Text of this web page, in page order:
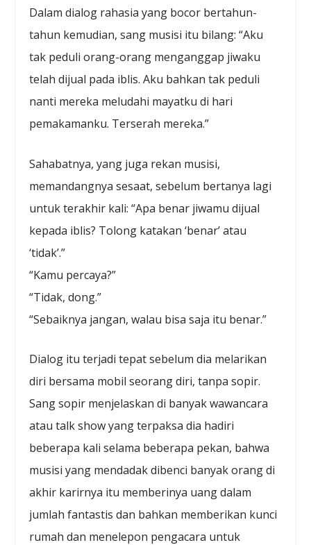
Dalam dialog rahasia yang bocor bertahun-
tahun kemudian, sang musisi itu bilang: “Aku
tak peduli orang-orang menganggap jiwaku
telah dijual pada iblis. Aku bahkan tak peduli
nanti mereka meludahi mayatku di hari
pemakamanku. Terserah mereka.”
Sahabatnya, yang juga rekan musisi,
memandangnya sesaat, sebelum bertanya lagi
untuk terakhir kali: “Apa benar jiwamu dijual
kepada iblis? Tolong katakan ‘benar’ atau
‘tidak’.”
“Kamu percaya?”
“Tidak, dong.”
“Sebaiknya jangan, walau bisa saja itu benar.”
Dialog itu terjadi tepat sebelum dia melarikan
diri bersama mobil seorang diri, tanpa sopir.
Sang sopir menjelaskan di banyak wawancara
atau talk show yang terpaksa dia hadiri
beberapa kali selama beberapa pekan, bahwa
musisi yang mendadak dibenci banyak orang di
akhir karirnya itu memberinya uang dalam
jumlah fantastis dan bahkan memberikan kunci
rumah dan menelepon pengacara untuk